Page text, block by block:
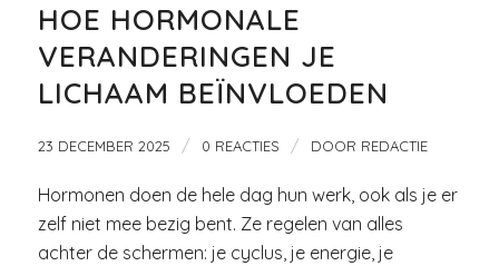
HOE HORMONALE
VERANDERINGEN JE
LICHAAM BEÏNVLOEDEN
23 DECEMBER 2025 / 0 REACTIES / DOOR REDACTIE
Hormonen doen de hele dag hun werk, ook als je er
zelf niet mee bezig bent. Ze regelen van alles
achter de schermen: je cyclus, je energie, je